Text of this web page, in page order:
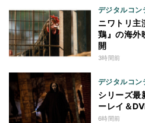
デジタルコン
ニワトリ主
鶏』の海外
開
3時間前
デジタルコン
シリーズ最
ーレイ＆
6時間前